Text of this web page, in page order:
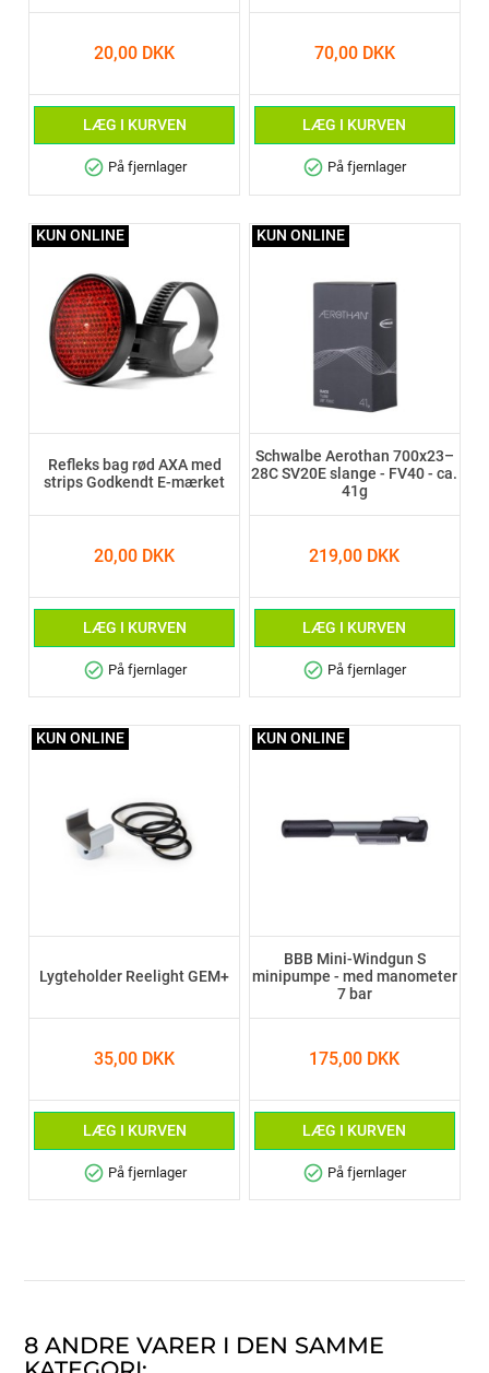
20,00 DKK
LÆG I KURVEN
check_circle På fjernlager
70,00 DKK
LÆG I KURVEN
check_circle På fjernlager
Refleks bag rød AXA med
strips Godkendt E-mærket
20,00 DKK
LÆG I KURVEN
check_circle På fjernlager
KUN ONLINE
Schwalbe Aerothan 700x23–
28C SV20E slange - FV40 - ca.
41g
219,00 DKK
LÆG I KURVEN
check_circle På fjernlager
KUN ONLINE
Lygteholder Reelight GEM+
35,00 DKK
LÆG I KURVEN
check_circle På fjernlager
KUN ONLINE
BBB Mini-Windgun S
minipumpe - med manometer
7 bar
175,00 DKK
LÆG I KURVEN
check_circle På fjernlager
KUN ONLINE
8 ANDRE VARER I DEN SAMME